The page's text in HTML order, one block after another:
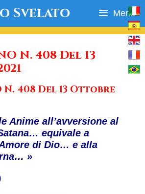
Svelato Menu
N. 408 Del 13
N. 408 Del 13 Ottobre
Anime all’avversione al
equivale a
di Dio… e alla
»